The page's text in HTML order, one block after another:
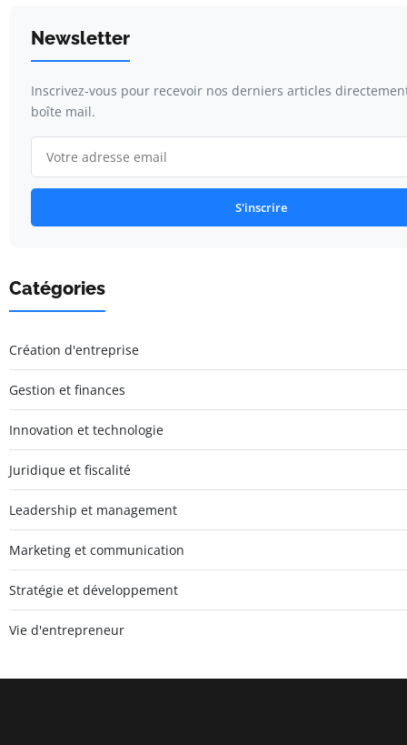
Newsletter
Inscrivez-vous pour recevoir nos derniers articles
boîte mail.
S'inscrire
Catégories
Création d'entreprise
Gestion et finances
Innovation et technologie
Juridique et fiscalité
Leadership et management
Marketing et communication
Stratégie et développement
Vie d'entrepreneur